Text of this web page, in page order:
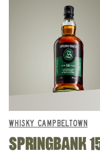
WHISKY CAMPBELTOWN
SPRINGBANK